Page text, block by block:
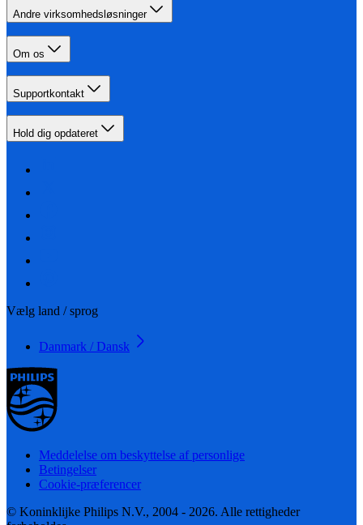
Andre virksomhedsløsninger
Om os
Supportkontakt
Hold dig opdateret
Vælg land / sprog
Danmark / Dansk
Meddelelse om beskyttelse af personlige
Betingelser
Cookie-præferencer
© Koninklijke Philips N.V., 2004 - 2026. Alle rettigheder